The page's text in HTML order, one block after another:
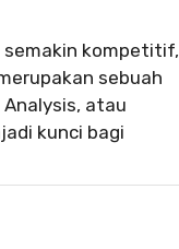
semakin kompetitif,
sebuah
atau
kunci bagi